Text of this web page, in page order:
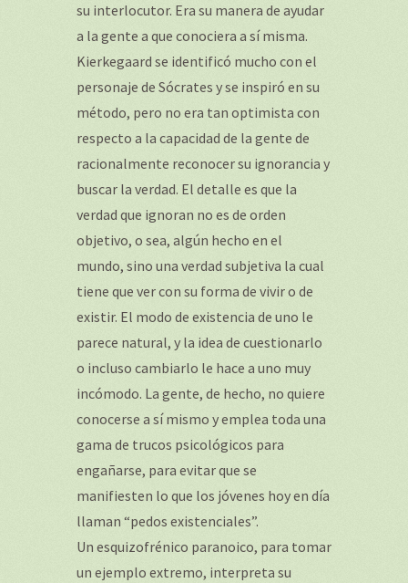
su interlocutor. Era su manera de ayudar
a la gente a que conociera a sí misma.
Kierkegaard se identificó mucho con el
personaje de Sócrates y se inspiró en su
método, pero no era tan optimista con
respecto a la capacidad de la gente de
racionalmente reconocer su ignorancia y
buscar la verdad. El detalle es que la
verdad que ignoran no es de orden
objetivo, o sea, algún hecho en el
mundo, sino una verdad subjetiva la cual
tiene que ver con su forma de vivir o de
existir. El modo de existencia de uno le
parece natural, y la idea de cuestionarlo
o incluso cambiarlo le hace a uno muy
incómodo. La gente, de hecho, no quiere
conocerse a sí mismo y emplea toda una
gama de trucos psicológicos para
engañarse, para evitar que se
manifiesten lo que los jóvenes hoy en día
llaman “pedos existenciales”.
Un esquizofrénico paranoico, para tomar
un ejemplo extremo, interpreta su